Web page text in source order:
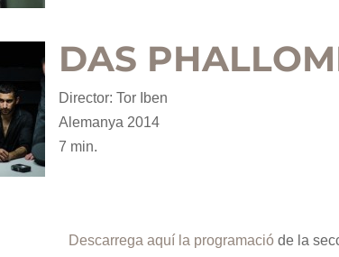
DAS
Director: Tor Iben
Alemanya 2014
7 min.
Descarrega aquí la programació de la